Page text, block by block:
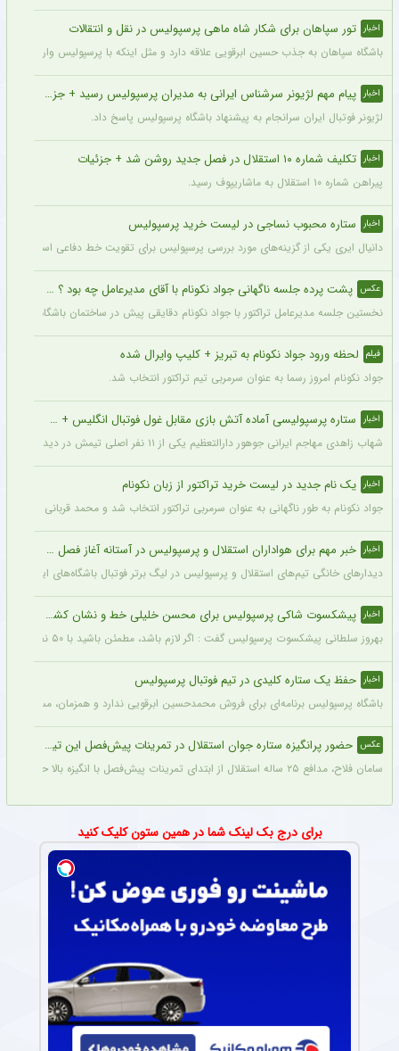
اخبار تور سپاهان برای شکار شاه ماهی پرسپولیس در نقل و انتقالات
باشگاه سپاهان به جذب حسین ابرقویی علاقه دارد و مثل اینکه با پرسپولیس وارد
اخبار پیام مهم لژیونر سرشناس ایرانی به مدیران پرسپولیس رسید + جزئیات
لژیونر فوتبال ایران سرانجام به پیشنهاد باشگاه پرسپولیس پاسخ داد.
اخبار تکلیف شماره ۱۰ استقلال در فصل جدید روشن شد + جزئیات
پیراهن شماره ۱۰ استقلال به ماشاریپوف رسید.
اخبار ستاره محبوب نساجی در لیست خرید پرسپولیس
دانیال ایری یکی از گزینه‌های مورد بررسی پرسپولیس برای تقویت خط دفاعی است؛ با
عکس پشت پرده جلسه ناگهانی جواد نکونام با آقای مدیرعامل چه بود ؟ + عکس
نخستین جلسه مدیرعامل تراکتور با جواد نکونام دقایقی پیش در ساختمان باشگاه برگزار
فیلم لحظه ورود جواد نکونام به تبریز + کلیپ وایرال شده
جواد نکونام امروز رسما به عنوان سرمربی تیم تراکتور انتخاب شد.
اخبار ستاره پرسپولیسی آماده آتش بازی مقابل غول فوتبال انگلیس + جزئیات
شهاب زاهدی مهاجم ایرانی جوهور دارالتعظیم یکی از ۱۱ نفر اصلی تیمش در دیدار تدارکاتی برابر چلسی است.
اخبار یک نام جدید در لیست خرید تراکتور از زبان نکونام
جواد نکونام به طور ناگهانی به عنوان سرمربی تراکتور انتخاب شد و محمد قربانی یکی از
اخبار خبر مهم برای هواداران استقلال و پرسپولیس در آستانه آغاز فصل جدید
دیدارهای خانگی تیم‌های استقلال و پرسپولیس در لیگ برتر فوتبال باشگاه‌های ایران در
اخبار پیشکسوت شاکی پرسپولیس برای محسن خلیلی خط و نشان کشید + جزئیات
بهروز سلطانی پیشکسوت پرسپولیس گفت : اگر لازم باشد، مطمئن باشید با ۵۰ نفر از پیشکسوتان پرسپولیس مقابل ساختمان این باشگاه تجمع خواهیم کرد و خواهان برخورد جدی و عزل محسن خلیلی خواهیم شد. اصلاً این آقا بازیکن سایپا است نه پیشکسوت پرسپولیس.
اخبار حفظ یک ستاره کلیدی در تیم فوتبال پرسپولیس
باشگاه پرسپولیس برنامه‌ای برای فروش محمدحسین ابرقویی ندارد و همزمان، مسئولان
عکس حضور پرانگیزه ستاره جوان استقلال در تمرینات پیش‌فصل این تیم + عکس
سامان فلاح، مدافع ۲۵ ساله استقلال از ابتدای تمرینات پیش‌فصل با انگیزه بالا حاضر بوده و پیراهن شماره ۶ را در استقلال انتخاب کرده است. فلاح امیدوار است با درخشش در ترکیب آبی‌پوشان، اعتماد بختیاری‌زاده را جلب کرده و به جام ملت‌های آسیا برسد.
برای درج بک لینک شما در همین ستون کلیک کنید